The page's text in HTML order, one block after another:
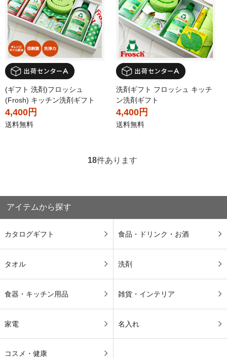
(ギフト 洗剤)フロッシュ
(Frosh) キッチン洗剤ギフト
4,400円
送料無料
洗剤ギフト フロッシュ キッチ
ン洗剤ギフト
4,400円
送料無料
18件あります
アイテムから探す
カタログギフト 食品・ドリンク・お酒
タオル 洗剤
食器・キッチン用品 雑貨・インテリア
家電 名入れ
コスメ・健康